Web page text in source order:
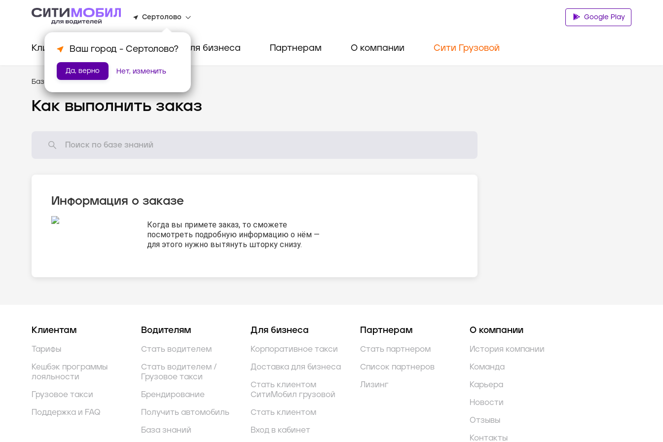
Сертолово
Ваш город - Сертолово?
Да, верно Нет, изменить
Google Play
Клиентам Водителям Для бизнеса Партнерам О компании Сити Грузовой
База знаний /Как всё устроено?
Как выполнить заказ
Информация о заказе
Когда вы примете заказ, то сможете
посмотреть подробную информацию о нём —
для этого нужно вытянуть шторку снизу.
Клиентам
Тарифы
Кешбэк программы
лояльности
Грузовое такси
Поддержка и FAQ
Водителям
Стать водителем
Стать водителем /
Грузовое такси
Брендирование
Получить автомобиль
База знаний
Для бизнеса
Корпоративное такси
Доставка для бизнеса
Стать клиентом
СитиМобил грузовой
Стать клиентом
Вход в кабинет
Партнерам
Стать партнером
Список партнеров
Лизинг
О компании
История компании
Команда
Карьера
Новости
Отзывы
Контакты